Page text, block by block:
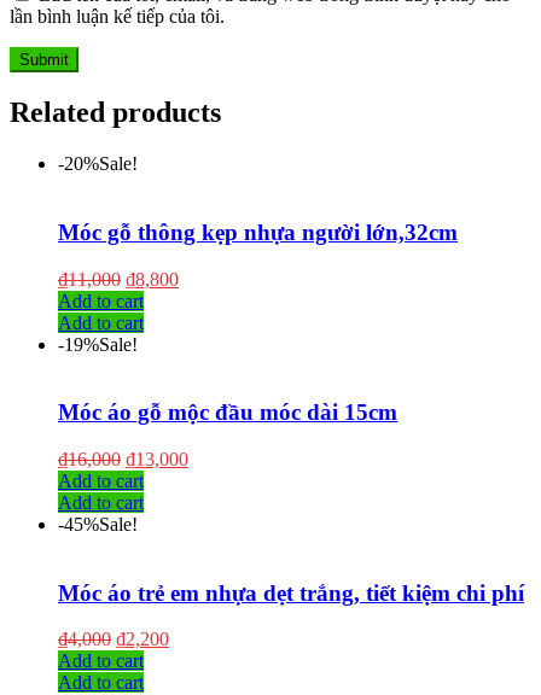
lần bình luận kế tiếp của tôi.
Related products
-20%Sale!
Móc gỗ thông kẹp nhựa người lớn,32cm
₫11,000 ₫8,800
Add to cart
Add to cart
-19%Sale!
Móc áo gỗ mộc đầu móc dài 15cm
₫16,000 ₫13,000
Add to cart
Add to cart
-45%Sale!
Móc áo trẻ em nhựa dẹt trắng, tiết kiệm chi phí
₫4,000 ₫2,200
Add to cart
Add to cart